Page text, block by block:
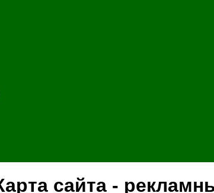
сайта -